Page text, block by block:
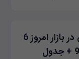
قیمت گوشی در بازار امروز 6